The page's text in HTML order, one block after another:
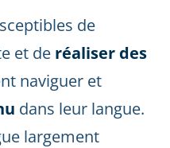
de
et de réaliser des
naviguer et
dans leur langue.
largement